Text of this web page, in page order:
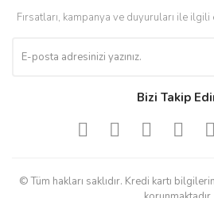
Fırsatları, kampanya ve duyuruları ile
Bizi Takip
© Tüm hakları saklıdır. Kredi kartı